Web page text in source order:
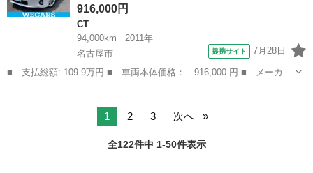
916,000円
CT
94,000km
2011年
名古屋市
提携サイト 7月28日
■ 支払総額: 109.9万円 ■ 車両本体価格： 916,000 円 ■ メーカー
名： レクサス ■ 車種名： ＣＴ ■ グレード名： ＣＴ２００ｈ
1 2 3 次へ
全122件中 1-50件表示